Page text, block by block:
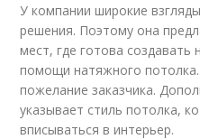
У компании широкие
решения. Поэтому она
мест, где готова создавать
помощи натяжного
пожелание заказчика.
указывает стиль потолка,
вписываться в интерьер.